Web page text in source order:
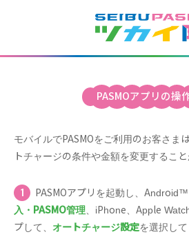
PASMOアプリの操
モバイルでPASMOをご利用のお客さま
トチャージの条件や金額を変更すること
PASMOアプリを起動し、
入・PASMO管理 、iPhone、Apple
プして、 オートチャージ設定を選択して